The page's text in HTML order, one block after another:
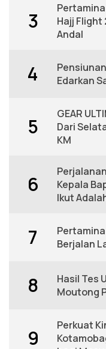
3
Hajj
Andal
4
Edarkan
5
GEAR
Dari
KM
6
Kepala
Ikut
7
Berjalan
8
Hasil Tes
Moutong
9
Perkuat